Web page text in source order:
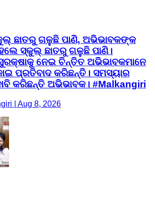
ଛାତରୁ ଗଳୁଛି ପାଣି, ଅଭିଭାବକଙ୍କ
ସ୍କୁଲ୍ ଛାତରୁ ଗଳୁଛି ପାଣି।
ନେଇ ଚିନ୍ତିତ ଅଭିଭାବକମାନେ
ପ୍ରତିବାଦ କରିଛନ୍ତି। ସମସ୍ୟାର
କରିଛନ୍ତି ଅଭିଭାବକ। #Malkangiri
| Aug 8, 2026